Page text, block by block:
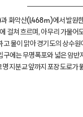
화악산(1,468m)에서 발원
걸쳐 흐르며, 아무리 가물어
고 물이 맑아 경기도의 상수
구에는 무명폭포와 넓은 암반
명지분교 앞까지 포장도로가